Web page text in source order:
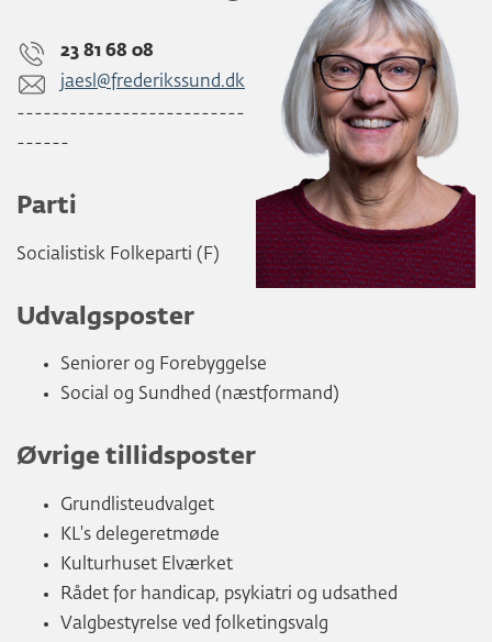
23 81 68 08
jaesl@frederikssund.dk
--------------------------
------
Parti
Socialistisk Folkeparti (F)
Udvalgsposter
Seniorer og Forebyggelse
Social og Sundhed (næstformand)
Øvrige tillidsposter
Grundlisteudvalget
KL's delegeretmøde
Kulturhuset Elværket
Rådet for handicap, psykiatri og udsathed
Valgbestyrelse ved folketingsvalg